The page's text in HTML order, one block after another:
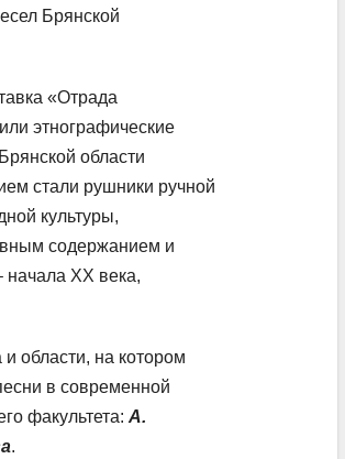
Брянской
«Отрада
этнографические
области
стали рушники ручной
культуры,
содержанием и
XX века,
области, на котором
в современной
факультета: А.
.